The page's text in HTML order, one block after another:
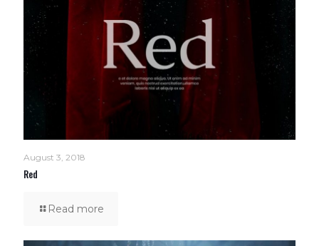
August 3, 2018
Red
Read more